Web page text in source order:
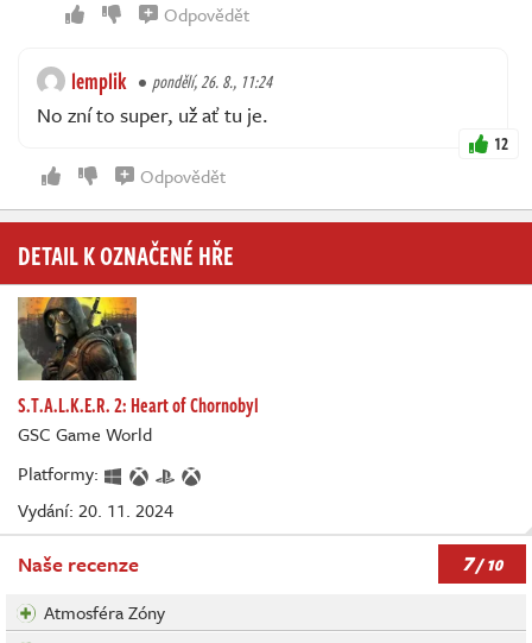
Odpovědět
lemplik pondělí, 26. 8., 11:24
No zní to super, už ať tu je.
12
Odpovědět
DETAIL K OZNAČENÉ HŘE
S.T.A.L.K.E.R. 2: Heart of Chornobyl
GSC Game World
Platformy:
Vydání: 20. 11. 2024
Naše recenze 7/ 10
Atmosféra Zóny